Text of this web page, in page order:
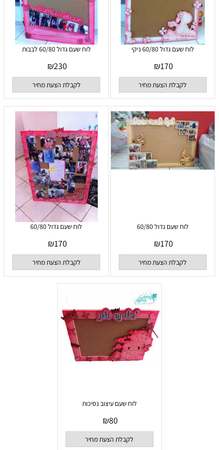
לוח שעם גדול 60/80 ניקי
₪170
לקבלת הצעת מחיר
לוח שעם גדול 60/80 לבבות
₪230
לקבלת הצעת מחיר
לוח שעם גדול 60/80
₪170
לקבלת הצעת מחיר
לוח שעם גדול 60/80
₪170
לקבלת הצעת מחיר
לוח שעם עיצוב נסיכות
₪80
לקבלת הצעת מחיר